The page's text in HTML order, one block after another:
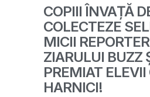
COPIII ÎNVAȚĂ
COLECTEZE
MICII
ZIARULUI BUZZ
PREMIAT
HARNICI!